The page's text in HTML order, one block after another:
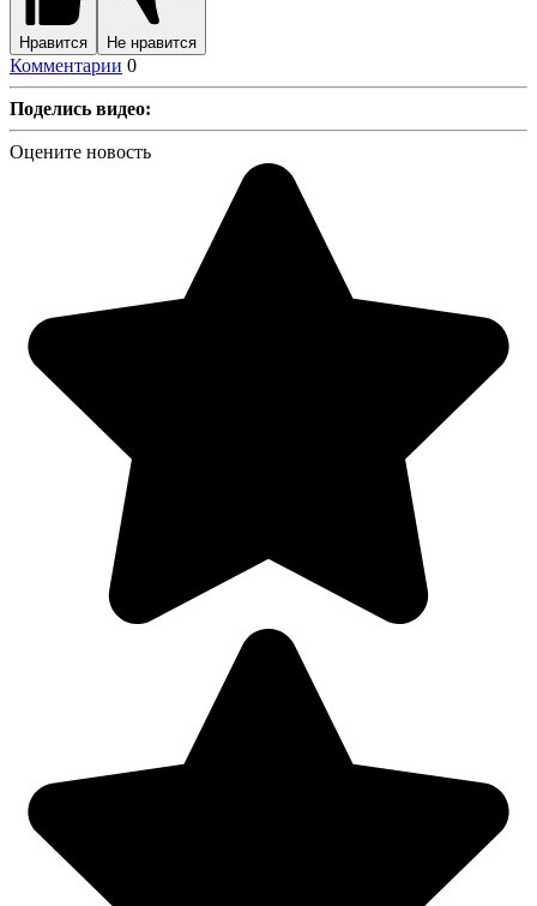
Нравится Не нравится
Комментарии 0
Поделись видео:
Оцените новость